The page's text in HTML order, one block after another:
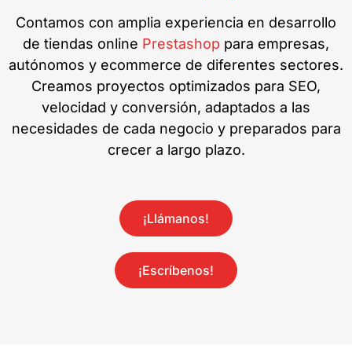
Contamos con amplia experiencia en desarrollo
de tiendas online Prestashop para empresas,
autónomos y ecommerce de diferentes sectores.
Creamos proyectos optimizados para SEO,
velocidad y conversión, adaptados a las
necesidades de cada negocio y preparados para
crecer a largo plazo.
¡Llámanos!
¡Escríbenos!